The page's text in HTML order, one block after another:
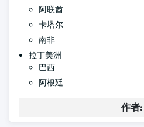
阿联酋
卡塔尔
南非
拉丁美洲
巴西
阿根廷
作者: